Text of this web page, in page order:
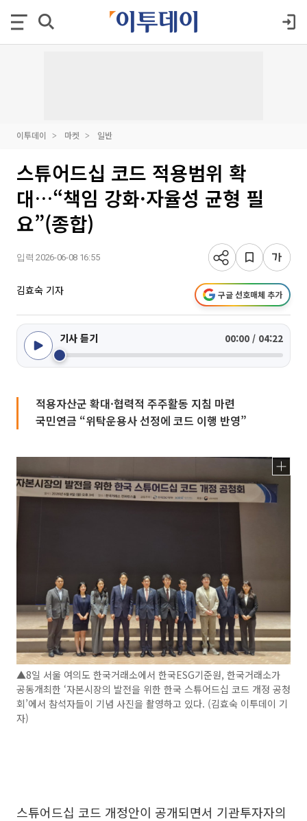
이투데이 마켓 일반
스튜어드십 코드 적용범위 확
대…“책임 강화·자율성 균형 필
요”(종합)
입력 2026-06-08 16:55
김효숙 기자 구글 선호매체 추가
기사 듣기 00:00 / 04:22
적용자산군 확대·협력적 주주활동 지침 마련
국민연금 “위탁운용사 선정에 코드 이행 반영”
▲8일 서울 여의도 한국거래소에서 한국ESG기준원, 한국거래소가
공동개최한 ‘자본시장의 발전을 위한 한국 스튜어드십 코드 개정 공청
회’에서 참석자들이 기념 사진을 촬영하고 있다. (김효숙 이투데이 기
자)
스튜어드십 코드 개정안이 공개되면서 기관투자자의